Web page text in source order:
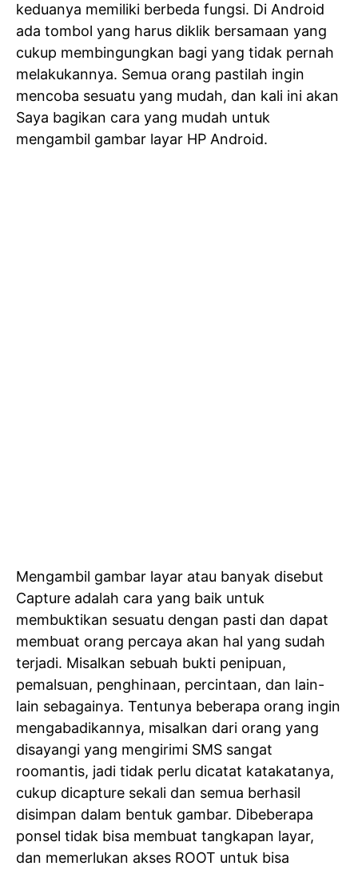
keduanya memiliki berbeda fungsi. Di Android
ada tombol yang harus diklik bersamaan yang
cukup membingungkan bagi yang tidak pernah
melakukannya. Semua orang pastilah ingin
mencoba sesuatu yang mudah, dan kali ini akan
Saya bagikan cara yang mudah untuk
mengambil gambar layar HP Android.
Mengambil gambar layar atau banyak disebut
Capture adalah cara yang baik untuk
membuktikan sesuatu dengan pasti dan dapat
membuat orang percaya akan hal yang sudah
terjadi. Misalkan sebuah bukti penipuan,
pemalsuan, penghinaan, percintaan, dan lain-
lain sebagainya. Tentunya beberapa orang ingin
mengabadikannya, misalkan dari orang yang
disayangi yang mengirimi SMS sangat
roomantis, jadi tidak perlu dicatat katakatanya,
cukup dicapture sekali dan semua berhasil
disimpan dalam bentuk gambar. Dibeberapa
ponsel tidak bisa membuat tangkapan layar,
dan memerlukan akses ROOT untuk bisa